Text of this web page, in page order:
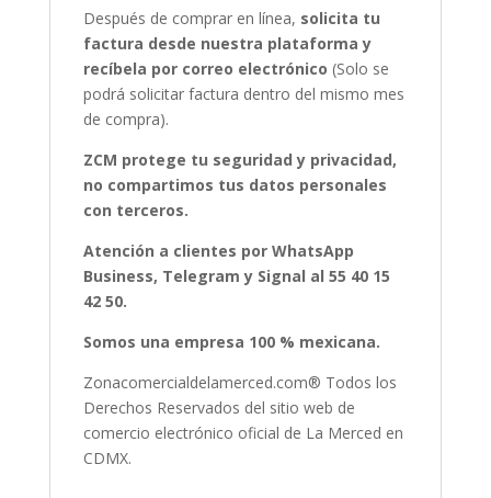
Después de comprar en línea, solicita tu
factura desde nuestra plataforma y
recíbela por correo electrónico (Solo se
podrá solicitar factura dentro del mismo mes
de compra).
ZCM protege tu seguridad y privacidad,
no compartimos tus datos personales
con terceros.
Atención a clientes por WhatsApp
Business, Telegram y Signal al 55 40 15
42 50.
Somos una empresa 100 % mexicana.
Zonacomercialdelamerced.com® Todos los
Derechos Reservados del sitio web de
comercio electrónico oficial de La Merced en
CDMX.